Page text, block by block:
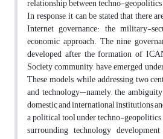
relationship between techno-
In response, it can be stated that there
Internet governance: the military-
economic approach. The nine
developed after the formation of
Society community, have emerged
These models, while addressing two
and technology—namely, the
domestic and international institutions
a political tool under techno-
surrounding technology